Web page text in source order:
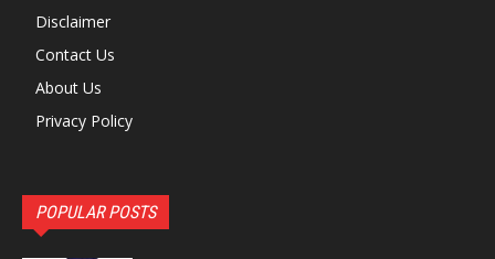
Disclaimer
Contact Us
About Us
Privacy Policy
POPULAR POSTS